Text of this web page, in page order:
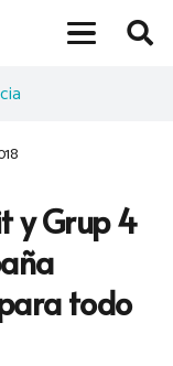
y Grup 4
todo